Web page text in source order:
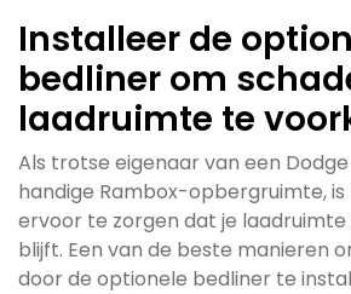
Installeer de
bedliner om
laadruimte te
Als trotse eigenaar van een
handige Rambox-opbergruimte,
ervoor te zorgen dat je
blijft. Een van de beste manieren
door de optionele bedliner te